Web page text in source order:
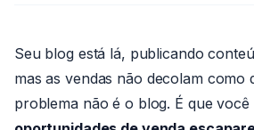
Por João
Paulo
Seu blog está lá, publicando
mas as vendas não decolam como
problema não é o blog. É que você